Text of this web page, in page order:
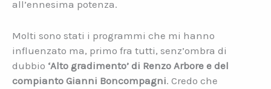
all’ennesima potenza.
Molti sono stati i programmi che mi hanno
influenzato ma, primo fra tutti, senz’ombra di
dubbio ‘Alto gradimento’ di Renzo Arbore e del
compianto Gianni Boncompagni. Credo che